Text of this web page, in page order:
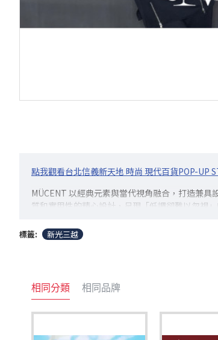
點我觀看台北信義新天地 時尚 現代百貨POP-UP
MÜCENT 以經典元素與當代視角融合，打造兼
質和實用性的精心設計，呈現「低調卻難以忽視」
標籤: 新光三越
相同分類 相同品牌